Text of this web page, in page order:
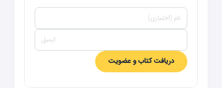
دریافت کتاب و عضویت